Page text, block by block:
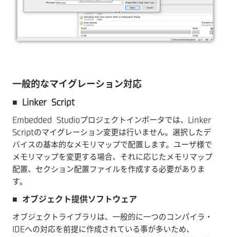
一般的なマイグレーション対応
■ Linker Script
Embedded Studioプロジェクトインポータでは、Linker
Scriptのマイグレーション変更は行いません。選択したデ
バイスの基本的なメモリマップで配置します。ユーザ様で
メモリマップを変更する場合、それに応じたメモリマップ
配置、セクション配置ファイルを作成する必要がありま
す。
■ オブジェクト提供ソフトウェア
オブジェクトライブラリは、一般的に一つのコンパイラ・
IDEへの対応を前提に作成されている事が多いため、